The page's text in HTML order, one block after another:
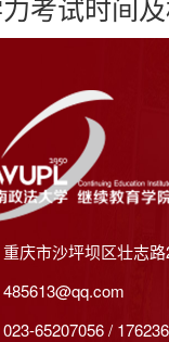
庆市沙坪坝区壮志
65207056 /